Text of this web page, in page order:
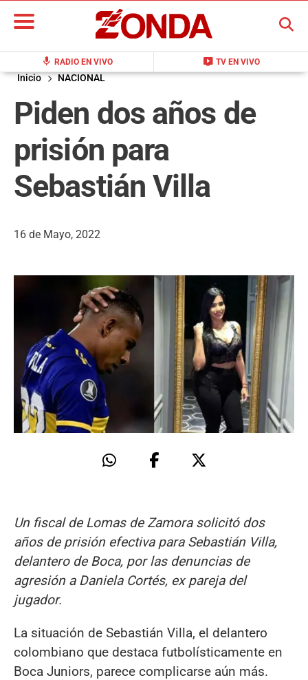
mic RADIO EN VIVO live_tv TV EN VIVO
BUSCAR
Inicio NACIONAL
Piden dos años de
prisión para
Sebastián Villa
16 de Mayo, 2022
Un fiscal de Lomas de Zamora solicitó dos
años de prisión efectiva para Sebastián Villa,
delantero de Boca, por las denuncias de
agresión a Daniela Cortés, ex pareja del
jugador.
La situación de Sebastián Villa, el delantero
colombiano que destaca futbolísticamente en
Boca Juniors, parece complicarse aún más.